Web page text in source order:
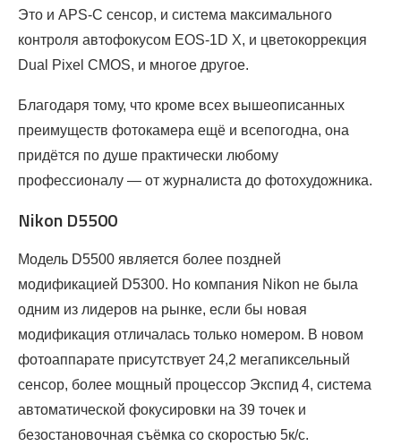
Это и APS-C сенсор, и система максимального
контроля автофокусом EOS-1D X, и цветокоррекция
Dual Pixel CMOS, и многое другое.
Благодаря тому, что кроме всех вышеописанных
преимуществ фотокамера ещё и всепогодна, она
придётся по душе практически любому
профессионалу — от журналиста до фотохудожника.
Nikon D5500
Модель D5500 является более поздней
модификацией D5300. Но компания Nikon не была
одним из лидеров на рынке, если бы новая
модификация отличалась только номером. В новом
фотоаппарате присутствует 24,2 мегапиксельный
сенсор, более мощный процессор Экспид 4, система
автоматической фокусировки на 39 точек и
безостановочная съёмка со скоростью 5к/с.